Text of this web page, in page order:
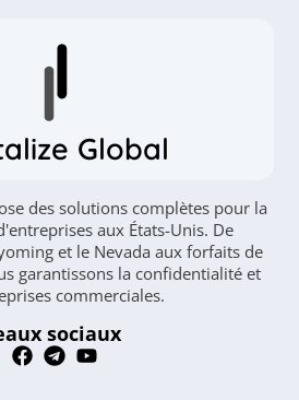
Global
des solutions complètes pour la
aux États-Unis. De
et le Nevada aux forfaits de
garantissons la confidentialité et
commerciales.
sociaux